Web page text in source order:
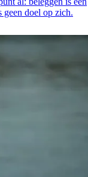
geen doel op zich.